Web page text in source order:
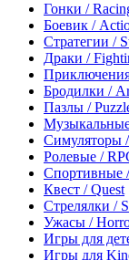
Гонки /
Боевик /
Стратегии /
Драки /
Бродилки /
Пазлы /
Симуляторы
Ролевые /
Спортивные
Квест / Quest
Стрелялки /
Ужасы /
Игры для
Игры для